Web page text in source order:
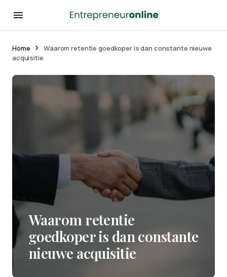
Home
Waarom retentie goedkoper is dan constante nieuwe
acquisitie
Waarom retentie
goedkoper is dan constante
nieuwe acquisitie